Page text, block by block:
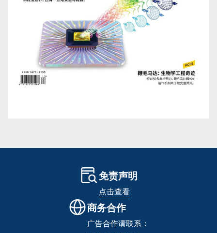
免责声明
点击查看
商务合作
广告合作请联系：